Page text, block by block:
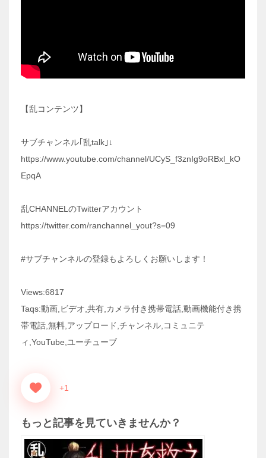
【乱コンテンツ】
サブチャンネル｢乱talk｣↓
https://www.youtube.com/channel/UCyS_f3znIg9oRBxl_kO
EpqA
乱CHANNELのTwitterアカウント
https://twitter.com/ranchannel_yout?s=09
#サブチャンネルの登録もよろしくお願いします！
Views:6817
Taqs:動画,ビデオ,共有,カメラ付き携帯電話,動画機能付き携
帯電話,無料,アップロード,チャンネル,コミュニテ
ィ,YouTube,ユーチューブ
+1
もっと記事を見ていきませんか？